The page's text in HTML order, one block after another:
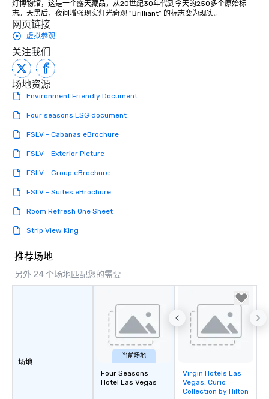
灯博物馆，这是一个露天藏品，从20世纪30年代到今天的250多个原始标
志。天黑后，夜间增强现实灯光奇观 “Brilliant” 的标志变为现实。
网页链接
虚拟参观
关注我们
场地资源
Environment Friendly Document
Four seasons ESG document
FSLV - Cabanas eBrochure
FSLV - Exterior Picture
FSLV - Group eBrochure
FSLV - Suites eBrochure
Room Refresh One Sheet
Strip View King
推荐场地
另外 24 个场地匹配您的需要
场地
当前场地
Four Seasons
Hotel Las Vegas
Removed from
favorites
Virgin Hotels Las
Vegas, Curio
Collection by Hilton